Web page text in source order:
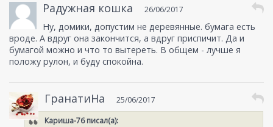
Радужная кошка 26/06/2017
Ну, домики, допустим не деревянные. бумага есть
вроде. А вдруг она закончится, а вдруг приспичит. Да и
бумагой можно и что то вытереть. В общем - лучше я
положу рулон, и буду спокойна.
ГранатиНа
25/06/2017
Кариша-76писал(а):